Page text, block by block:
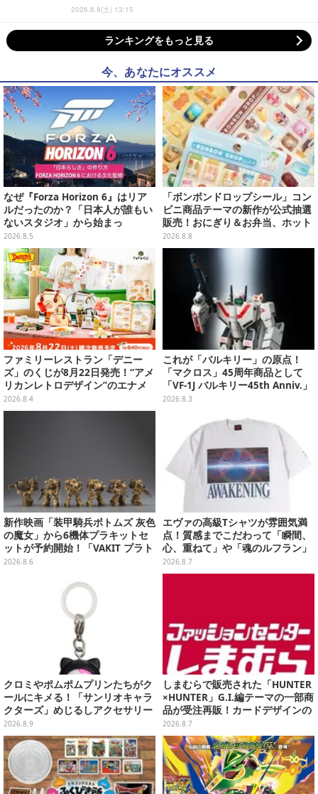
2026.8.8(土) 13:15
ランキングをもっと見る
今、あなたにオススメ
なぜ『Forza Horizon 6』はリア
ルだったのか？「日本人が誰もい
ないスタジオ」から始まっ
た、“生活感のある日本"の作り方
【CEDEC2026】
2026.8.5
「ボンボンドロップシール」コン
ビニ商品テーマの新作が公式抽選
販売！おにぎり＆お弁当、ホット
スナックなど4種セット
2026.8.8
ファミリーレストラン「デニー
ズ」のくじが8月22日発売！“アメ
リカンレトロデザイン”のエナメ
ルバッグやTシャツなど、日常使
いできるグッズを用意
2026.8.4
これが「バルキリー」の原点！
「マクロス」45周年商品として
「VF-1J バルキリー45th Anniv.」
が予約開始
2026.8.3
新作映画「装甲騎兵ボトムズ 灰色
の魔女」から6機体プラキットセ
ットが予約開始！「VAKIT プラト
ーン」第1弾、各部関節可動仕様
2026.8.6
エヴァの高級Tシャツが雰囲気満
点！質感までこだわって「瞬間、
心、重ねて」や「魂のルフラン」
をフィーチャー
2026.8.7
クロミやポムポムプリンたちがク
ールにキメる！「サンリオキャラ
クターズ」めじるしアクセサリー
がガシャポン展開
2026.8.9
しまむらで販売された「HUNTER
×HUNTER」G.I.編テーマの一部商
品が受注再販！カードデザインの
キーホルダーや、キルアたちのセ
リフ付ソックスなど
2026.8.7